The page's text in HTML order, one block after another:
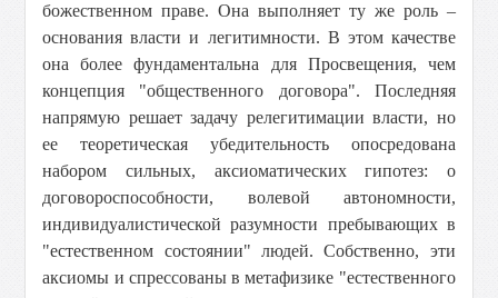
божественном праве. Она выполняет ту же роль –
основания власти и легитимности. В этом качестве
она более фундаментальна для Просвещения, чем
концепция "общественного договора". Последняя
напрямую решает задачу релегитимации власти, но
ее теоретическая убедительность опосредована
набором сильных, аксиоматических гипотез: о
договороспособности, волевой автономности,
индивидуалистической разумности пребывающих в
"естественном состоянии" людей. Собственно, эти
аксиомы и спрессованы в метафизике "естественного